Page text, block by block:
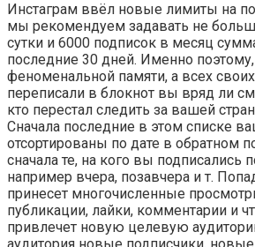
Инстаграм ввёл новые лимиты на
мы рекомендуем задавать не
сутки и 6000 подписок в месяц
последние 30 дней. Именно поэтому,
феноменальной памяти, а всех
переписали в блокнот вы вряд ли
кто перестал следить за вашей
Сначала последние в этом списке
отсортированы по дате в обратном
сначала те, на кого вы подписались
например вчера, позавчера и т.
принесет многочисленные
публикации, лайки, комментарии и
привлечет новую целевую